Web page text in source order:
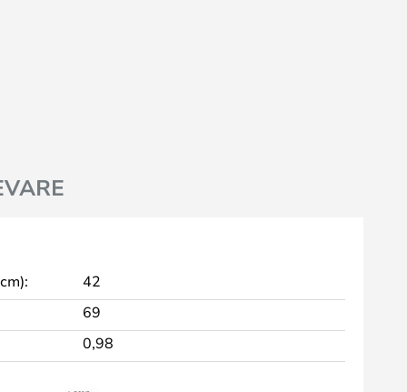
42
69
0,98